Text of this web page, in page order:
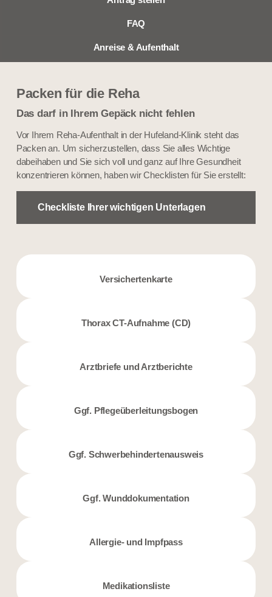
FAQ
Anreise & Aufenthalt
Packen für die Reha
Das darf in Ihrem Gepäck nicht fehlen
Vor Ihrem Reha-Aufenthalt in der Hufeland-Klinik steht das
Packen an. Um sicherzustellen, dass Sie alles Wichtige
dabeihaben und Sie sich voll und ganz auf Ihre Gesundheit
konzentrieren können, haben wir Checklisten für Sie erstellt:
Checkliste Ihrer wichtigen Unterlagen​
Versichertenkarte
Thorax CT-Aufnahme (CD)
Arztbriefe und Arztberichte
Ggf. Pflegeüberleitungsbogen
Ggf. Schwerbehindertenausweis
Ggf. Wunddokumentation
Allergie- und Impfpass
Medikationsliste